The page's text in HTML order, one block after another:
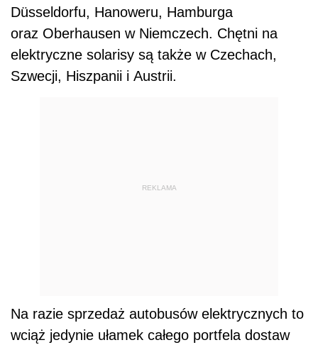
Düsseldorfu, Hanoweru, Hamburga
oraz Oberhausen w Niemczech. Chętni na
elektryczne solarisy są także w Czechach,
Szwecji, Hiszpanii i Austrii.
REKLAMA
Na razie sprzedaż autobusów elektrycznych to
wciąż jedynie ułamek całego portfela dostaw